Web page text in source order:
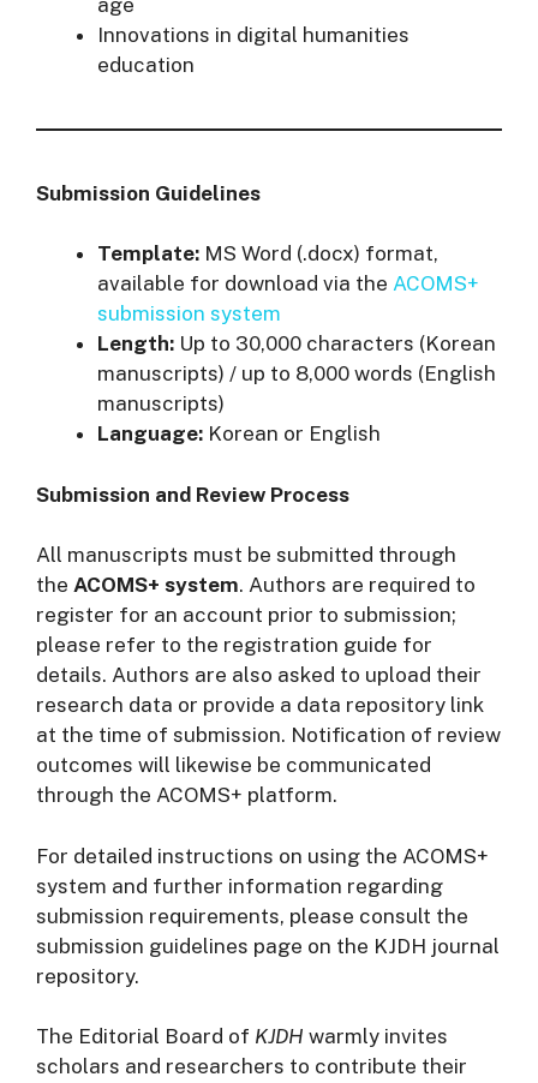
Innovations in digital humanities
education
Submission Guidelines
Template: MS Word (.docx) format,
available for download via the ACOMS+
submission system
Length: Up to 30,000 characters (Korean
manuscripts) / up to 8,000 words (English
manuscripts)
Language: Korean or English
Submission and Review Process
All manuscripts must be submitted through
the ACOMS+ system. Authors are required to
register for an account prior to submission;
please refer to the registration guide for
details. Authors are also asked to upload their
research data or provide a data repository link
at the time of submission. Notification of review
outcomes will likewise be communicated
through the ACOMS+ platform.
For detailed instructions on using the ACOMS+
system and further information regarding
submission requirements, please consult the
submission guidelines page on the KJDH journal
repository.
The Editorial Board of KJDH warmly invites
scholars and researchers to contribute their